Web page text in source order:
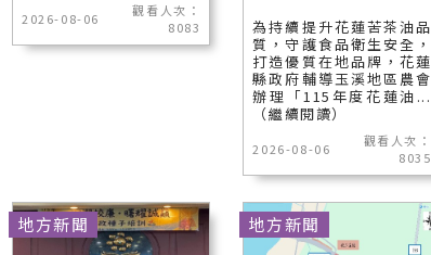
2026-08-06
觀看人次：
8083
為持續提升花蓮苦茶油品
質，守護食品衛生安全，
打造優質在地品牌，花蓮
縣政府輔導玉溪地區農會
辦理「115年度花蓮油...
（繼續閱讀）
2026-08-06
觀看人次：
8035
地方新聞 地方新聞